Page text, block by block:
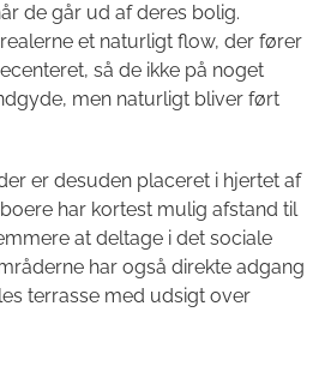
de går ud af deres bolig.
et naturligt flow, der fører
så de ikke på noget
men naturligt bliver ført
er desuden placeret i hjertet af
har kortest mulig afstand til
at deltage i det sociale
har også direkte adgang
terrasse med udsigt over